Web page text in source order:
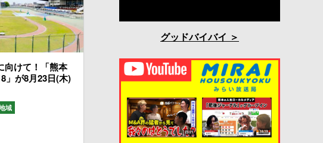
向けて！「熊本
」が8月23日(木)
域
グッドバイバイ